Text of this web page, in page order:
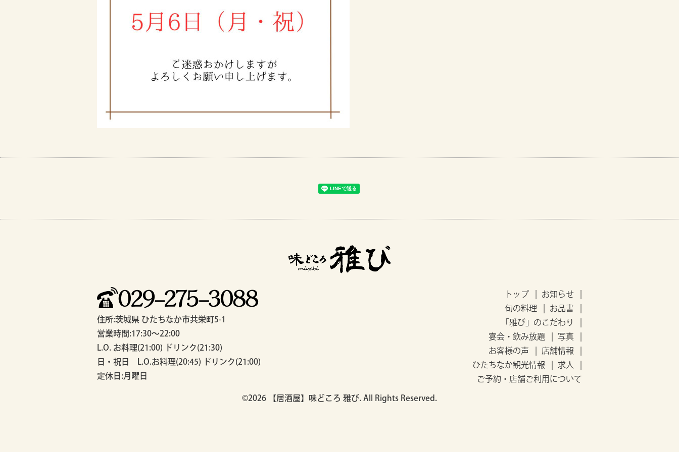
住所:茨城県 ひたちなか市共栄町5-1
営業時間:17:30～22:00
L.O. お料理(21:00) ドリンク(21:30)
日・祝日 L.O.お料理(20:45) ドリンク(21:00)
定休日:月曜日
トップ
お知らせ
旬の料理
お品書
「雅び」のこだわり
宴会・飲み放題
写真
お客様の声
店舗情報
ひたちなか観光情報
求人
ご予約・店舗ご利用について
©2026 【居酒屋】味どころ 雅び. All Rights Reserved.